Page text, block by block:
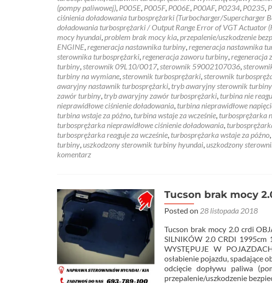
(pompy paliwowej), P005E, P005F, P006E, P00AF, P0234, P0235,
ciśnienia doładowania turbosprężarki (Turbocharger/Supercharger
doładowania turbosprężarki / Output Range Error of VGT Actuator
mocy hyundai,problem brak mocy kia,przepalenie/uszkodzenie
ENGINE,regeneracja nastawnika turbiny,regeneracja nastawnika
sterownika turbosprężarki,regeneracja zaworu turbiny,regeneracja
turbiny,sterownik 09L10/0017,sterownik 59002107036,
turbiny na wymiane,sterownik turbosprężarki,sterownik
awaryjny nastawnik turbosprężarki, tryb awaryjny sterownik turbiny
zawór turbiny, tryb awaryjny zawór turbosprężarki, turbina nie
nieprawidłowe ciśnienie doładowania, turbina nieprawidłowe
turbina wstaje za późno, turbina wstaje za wcześnie, turbosprężarka
turbosprężarka nieprawidłowe ciśnienie doładowania,
turbosprężarka reaguje za wcześnie, turbosprężarka wstaje za późno,
turbiny,uszkodzony sterownik turbiny hyundai,uszkodzony
komentarz
Tucson brak mocy
Posted on 28 listopada 2018
Tucson brak mocy 2.0 crdi
SILNIKÓW 2.0 CRDI 1995cm
WYSTĘPUJE W
osłabienie pojazdu, spadające
odcięcie dopływu paliwa
przepalenie/uszkodzenie